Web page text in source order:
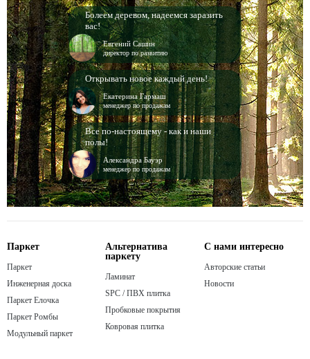
Болеем деревом, надеемся заразить
вас!
Евгений Сашин
директор по развитию
Открывать новое каждый день!
Екатерина Гармаш
менеджер по продажам
Все по-настоящему - как и наши
полы!
Александра Бауэр
менеджер по продажам
Паркет
Паркет
Инженерная доска
Паркет Елочка
Паркет Ромбы
Модульный паркет
Альтернатива
паркету
Ламинат
SPC / ПВХ плитка
Пробковые покрытия
Ковровая плитка
С нами интересно
Авторские статьи
Новости